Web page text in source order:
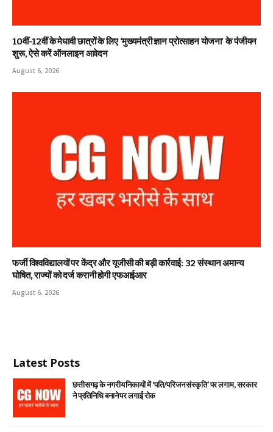
10वीं-12वीं के मेधावी छात्रों के लिए ‘मुख्यमंत्री ज्ञान प्रोत्साहन योजना’ के पंजीयन
शुरू, ऐसे करें ऑनलाइन आवेदन
August 6, 2026
फर्जी विश्वविद्यालयों पर केंद्र और यूजीसी की बड़ी कार्रवाई: 32 संस्थान अमान्य
घोषित, राज्यों को दर्ज करानी होगी एफआईआर
August 6, 2026
Latest Posts
छत्तीसगढ़ के नगरीय निकायों में ‘पति/परिजन संस्कृति’ पर लगाम, सरकार
ने प्रतिनिधि बनाने पर लगाई रोक